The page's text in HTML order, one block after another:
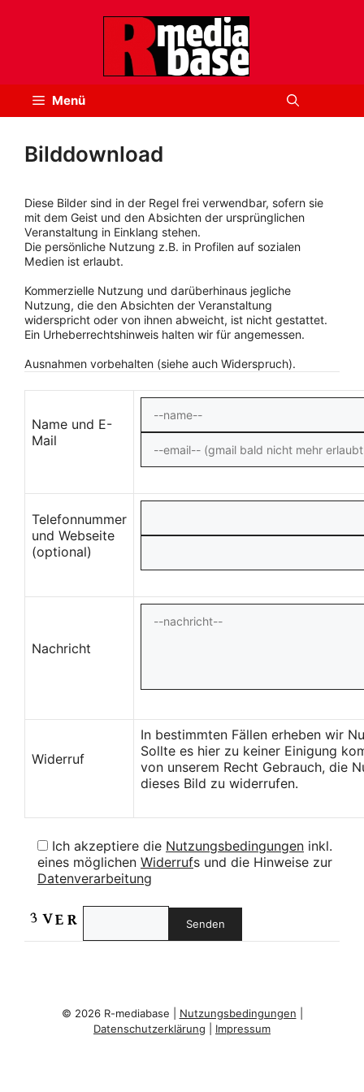
Menü
Bilddownload
Diese Bilder sind in der Regel frei verwendbar, sofern sie
mit dem Geist und den Absichten der ursprünglichen
Veranstaltung in Einklang stehen.
Die persönliche Nutzung z.B. in Profilen auf sozialen
Medien ist erlaubt.
Kommerzielle Nutzung und darüberhinaus jegliche
Nutzung, die den Absichten der Veranstaltung
widerspricht oder von ihnen abweicht, ist nicht gestattet.
Ein Urheberrechtshinweis halten wir für angemessen.
Ausnahmen vorbehalten (siehe auch Widerspruch).
Name und E-
Mail
Telefonnummer
und Webseite
(optional)
Nachricht
Widerruf
In bestimmten Fällen erheben wir
Sollte es hier zu keiner Einigung
von unserem Recht Gebrauch, die
dieses Bild zu widerrufen.
Ich akzeptiere die Nutzungsbedingungen inkl.
eines möglichen Widerrufs und die Hinweise zur
Datenverarbeitung
© 2026 R-mediabase | Nutzungsbedingungen
Datenschutzerklärung
Impressum